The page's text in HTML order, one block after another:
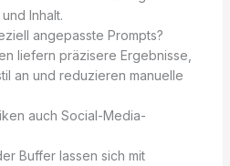
Inhalt.
angepasste Prompts?
liefern präzisere Ergebnisse,
an und reduzieren manuelle
auch Social-Media-
Buffer lassen sich mit